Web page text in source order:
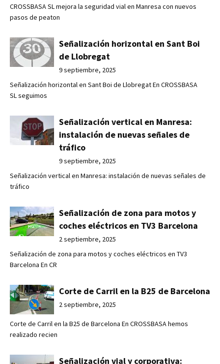
CROSSBASA SL mejora la seguridad vial en Manresa con nuevos
pasos de peaton
Señalización horizontal en Sant Boi
de Llobregat
9 septiembre, 2025
Señalización horizontal en Sant Boi de Llobregat En CROSSBASA
SL seguimos
Señalización vertical en Manresa:
instalación de nuevas señales de
tráfico
9 septiembre, 2025
Señalización vertical en Manresa: instalación de nuevas señales de
tráfico
Señalización de zona para motos y
coches eléctricos en TV3 Barcelona
2 septiembre, 2025
Señalización de zona para motos y coches eléctricos en TV3
Barcelona En CR
Corte de Carril en la B25 de Barcelona
2 septiembre, 2025
Corte de Carril en la B25 de Barcelona En CROSSBASA hemos
realizado recien
Señalización vial y corporativa: